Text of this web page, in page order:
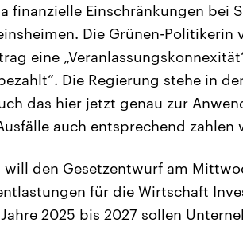
finanzielle Einschränkungen bei
Die Grünen-Politikerin
eine
Die Regierung stehe in
das hier jetzt genau zur
auch entsprechend zahlen
will den Gesetzentwurf am
für die Wirtschaft
2025 bis 2027 sollen